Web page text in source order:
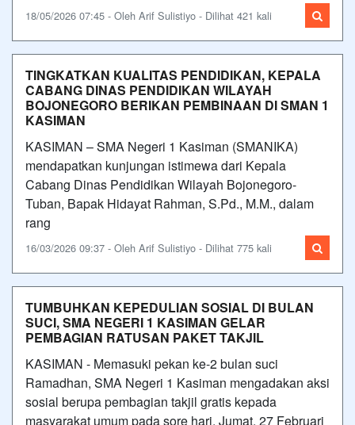
18/05/2026 07:45 - Oleh Arif Sulistiyo - Dilihat 421 kali
TINGKATKAN KUALITAS PENDIDIKAN, KEPALA
CABANG DINAS PENDIDIKAN WILAYAH
BOJONEGORO BERIKAN PEMBINAAN DI SMAN 1
KASIMAN
KASIMAN – SMA Negeri 1 Kasiman (SMANIKA)
mendapatkan kunjungan istimewa dari Kepala
Cabang Dinas Pendidikan Wilayah Bojonegoro-
Tuban, Bapak Hidayat Rahman, S.Pd., M.M., dalam
rang
16/03/2026 09:37 - Oleh Arif Sulistiyo - Dilihat 775 kali
TUMBUHKAN KEPEDULIAN SOSIAL DI BULAN
SUCI, SMA NEGERI 1 KASIMAN GELAR
PEMBAGIAN RATUSAN PAKET TAKJIL
KASIMAN - Memasuki pekan ke-2 bulan suci
Ramadhan, SMA Negeri 1 Kasiman mengadakan aksi
sosial berupa pembagian takjil gratis kepada
masyarakat umum pada sore hari, Jumat, 27 Februari